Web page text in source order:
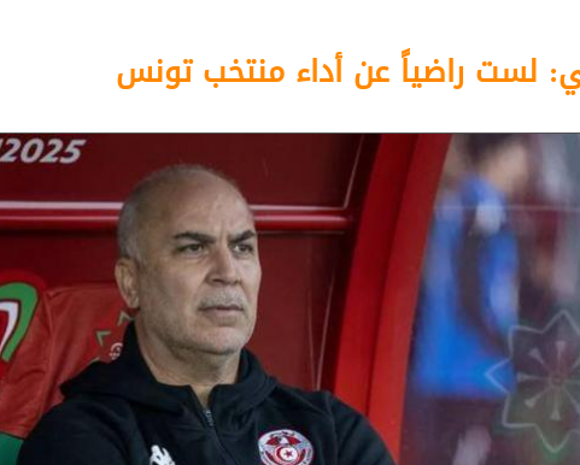
لست راضياً عن أداء منتخب تونس